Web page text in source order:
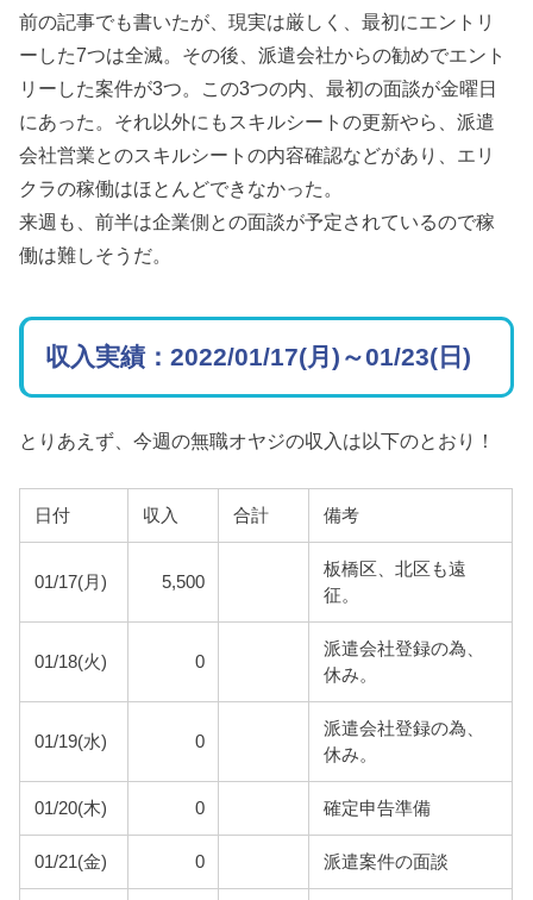
前の記事でも書いたが、現実は厳しく、最初にエントリ
ーした7つは全滅。その後、派遣会社からの勧めでエント
リーした案件が3つ。この3つの内、最初の面談が金曜日
にあった。それ以外にもスキルシートの更新やら、派遣
会社営業とのスキルシートの内容確認などがあり、エリ
クラの稼働はほとんどできなかった。
来週も、前半は企業側との面談が予定されているので稼
働は難しそうだ。
収入実績：2022/01/17(月)～01/23(日)
とりあえず、今週の無職オヤジの収入は以下のとおり！
日付 収入 合計 備考
01/17(月) 5,500
板橋区、北区も遠
征。
01/18(火) 0
派遣会社登録の為、
休み。
01/19(水) 0
派遣会社登録の為、
休み。
01/20(木) 0 確定申告準備
01/21(金) 0 派遣案件の面談